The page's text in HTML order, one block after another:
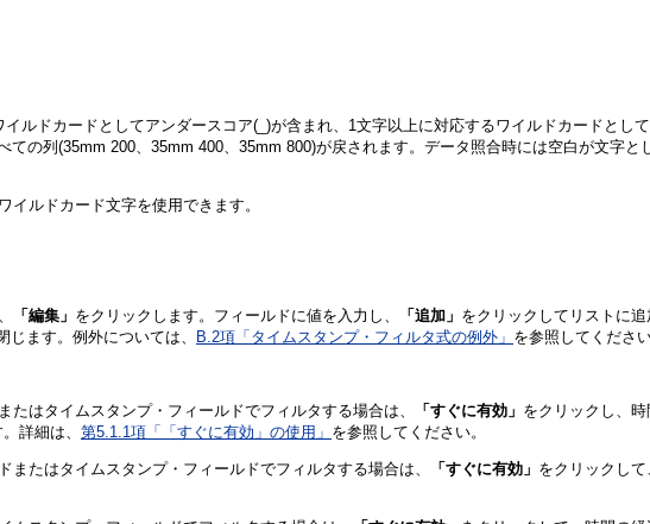
ルドカードとしてアンダースコア(_)が含まれ、1文字以上に対応するワイルドカードとし
の列(35mm 200、35mm 400、35mm 800)が戻されます。データ照合時には空白が文字
イルドカード文字を使用できます。
「編集」 をクリックします。フィールドに値を入力し、 「追加」 をクリックしてリストに
ます。例外については、 B.2項「タイムスタンプ・フィルタ式の例外」 を参照してください
はタイムスタンプ・フィールドでフィルタする場合は、 「すぐに有効」 をクリックし、
詳細は、 第5.1.1項「「すぐに有効」の使用」 を参照してください。
たはタイムスタンプ・フィールドでフィルタする場合は、 「すぐに有効」 をクリックし